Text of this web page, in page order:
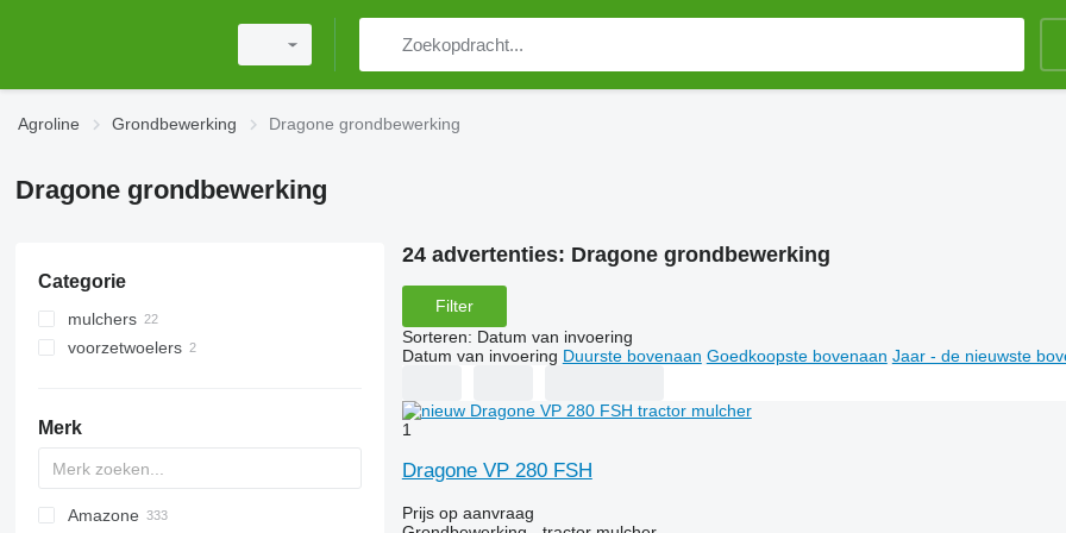
Agroline Grondbewerking Dragone grondbewerking
Dragone grondbewerking
Categorie
mulchers
tractor mulchers
voorzetwoelers
Merk
AS
Multivator
Combiplow
Jaguar
AT30
8
AGD
KM180
FV
Amazone
24 advertenties: Dragone grondbewerking
Filter
Sorteren: Datum van invoering
Datum van invoering Duurste bovenaan Goedkoopste bovenaan Jaar - de nieuwste
1
Dragone VP 280 FSH
Prijs op aanvraag